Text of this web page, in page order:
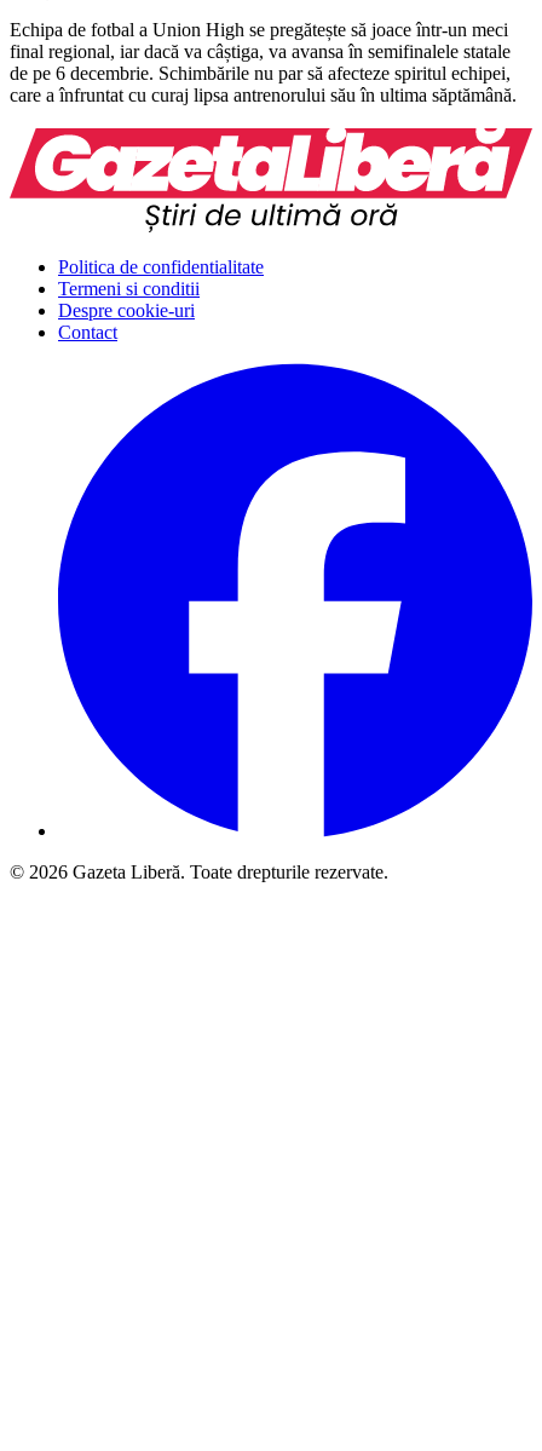
Echipa de fotbal a Union High se pregătește să joace într-un meci
final regional, iar dacă va câștiga, va avansa în semifinalele statale
de pe 6 decembrie. Schimbările nu par să afecteze spiritul echipei,
care a înfruntat cu curaj lipsa antrenorului său în ultima săptămână.
Politica de confidentialitate
Termeni si conditii
Despre cookie-uri
Contact
© 2026 Gazeta Liberă. Toate drepturile rezervate.